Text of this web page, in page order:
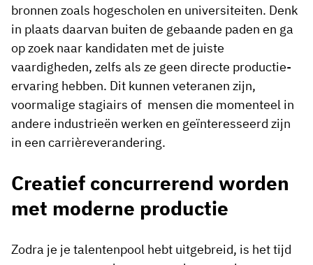
bronnen zoals hogescholen en universiteiten. Denk
in plaats daarvan buiten de gebaande paden en ga
op zoek naar kandidaten met de juiste
vaardigheden, zelfs als ze geen directe productie-
ervaring hebben. Dit kunnen veteranen zijn,
voormalige stagiairs of mensen die momenteel in
andere industrieën werken en geïnteresseerd zijn
in een carrièreverandering.
Creatief concurrerend worden
met moderne productie
Zodra je je talentenpool hebt uitgebreid, is het tijd